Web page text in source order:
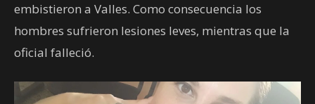
embistieron a Valles. Como consecuencia los
hombres sufrieron lesiones leves, mientras que la
oficial falleció.